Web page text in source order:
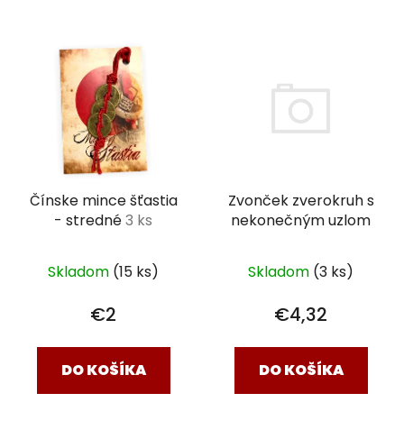
Čínske mince šťastia
- stredné3 ks
Skladom (15 ks)
€2
DO KOŠÍKA
Zvonček zverokruh s
nekonečným uzlom
Skladom (3 ks)
€4,32
DO KOŠÍKA